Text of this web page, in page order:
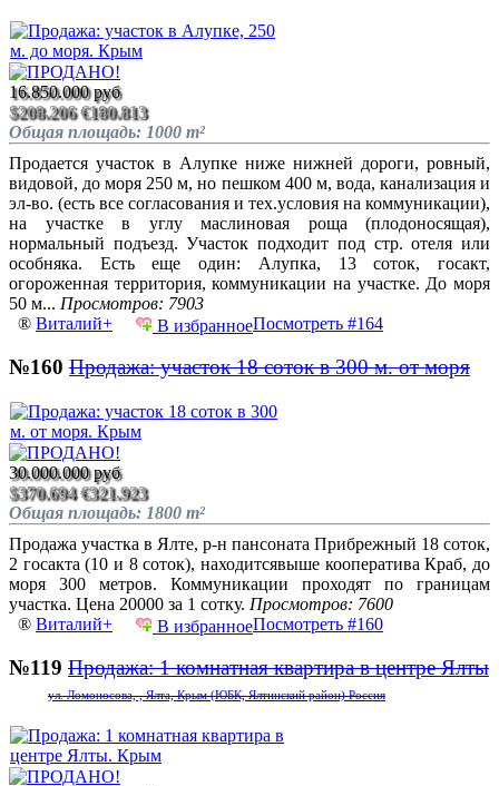
16.850.000 руб
$208.206 €180.813
Общая площадь: 1000 m²
Продается участок в Алупке ниже нижней дороги, ровный,
видовой, до моря 250 м, но пешком 400 м, вода, канализация и
эл-во. (есть все согласования и тех.условия на коммуникации),
на участке в углу маслиновая роща (плодоносящая),
нормальный подъезд. Участок подходит под стр. отеля или
особняка. Есть еще один: Алупка, 13 соток, госакт,
огороженная территория, коммуникации на участке. До моря
50 м... Просмотров: 7903
® Виталий+ В избранноеПосмотреть #164
№160 Продажа: участок 18 соток в 300 м. от моря
30.000.000 руб
$370.694 €321.923
Общая площадь: 1800 m²
Продажа участка в Ялте, р-н пансоната Прибрежный 18 соток,
2 госакта (10 и 8 соток), находитсявыше кооператива Краб, до
моря 300 метров. Коммуникации проходят по границам
участка. Цена 20000 за 1 сотку. Просмотров: 7600
® Виталий+ В избранноеПосмотреть #160
№119 Продажа: 1 комнатная квартира в центре Ялты
ул. Ломоносова, , Ялта, Крым (ЮБК, Ялтинский район) Россия